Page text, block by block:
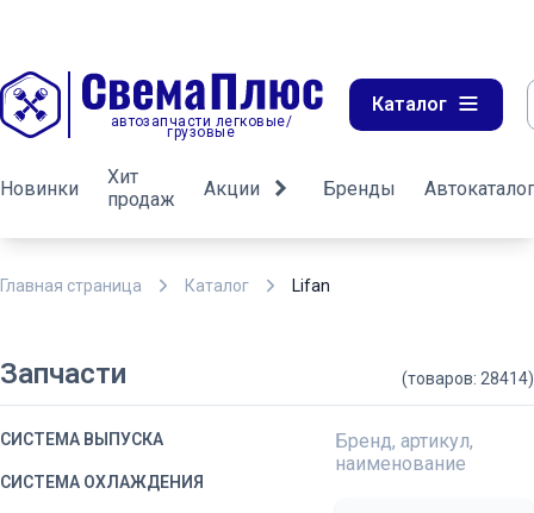
автозапчасти легковые/
грузовые
Каталог
Новинки
Хит
продаж
Акции Бренды Автокаталог
Главная страница Каталог Lifan
Запчасти (товаров: 28414)
СИСТЕМА ВЫПУСКА
СИСТЕМА ОХЛАЖДЕНИЯ
Бренд, артикул,
наименование